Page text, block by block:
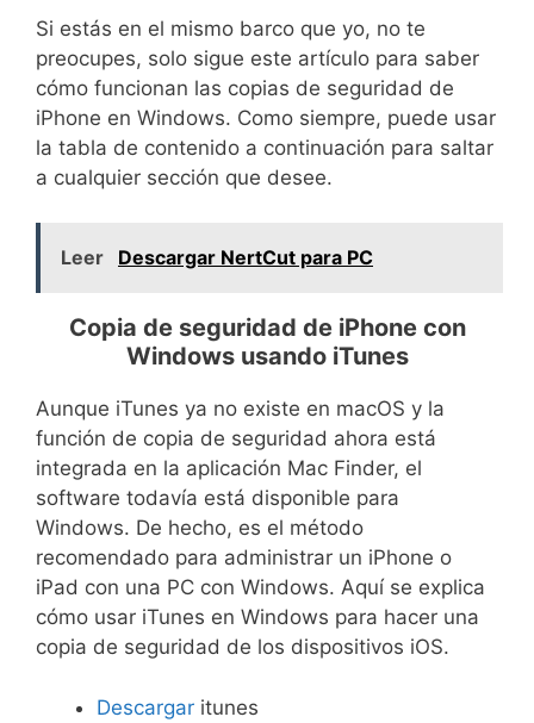
Si estás en el mismo barco que yo, no te
preocupes, solo sigue este artículo para saber
cómo funcionan las copias de seguridad de
iPhone en Windows. Como siempre, puede usar
la tabla de contenido a continuación para saltar
a cualquier sección que desee.
Leer Descargar NertCut para PC
Copia de seguridad de iPhone con
Windows usando iTunes
Aunque iTunes ya no existe en macOS y la
función de copia de seguridad ahora está
integrada en la aplicación Mac Finder, el
software todavía está disponible para
Windows. De hecho, es el método
recomendado para administrar un iPhone o
iPad con una PC con Windows. Aquí se explica
cómo usar iTunes en Windows para hacer una
copia de seguridad de los dispositivos iOS.
Descargar itunes